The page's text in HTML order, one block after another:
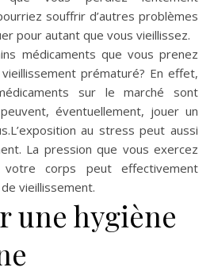
souffrir d’autres problèmes
pour autant que vous vieillissez.
médicaments que vous prenez
prématuré? En effet,
sur le marché sont
éventuellement, jouer un
au stress peut aussi
La pression que vous exercez
corps peut effectivement
vieillissement.
une hygiène